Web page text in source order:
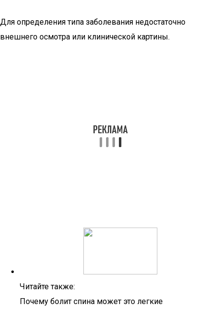
Для определения типа заболевания недостаточно
внешнего осмотра или клинической картины.
Читайте также:
Почему болит спина может это легкие